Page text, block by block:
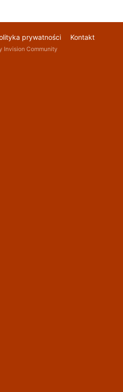
prywatności Kontakt
Invision Community